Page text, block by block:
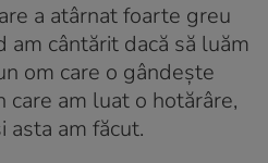
a atârnat foarte greu
am cântărit dacă să luăm
om care o gândește
am luat o hotărâre,
asta am făcut.